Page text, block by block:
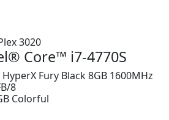
3020
Core™ i7-4770S
Fury Black 8GB 1600MHz
8
Colorful